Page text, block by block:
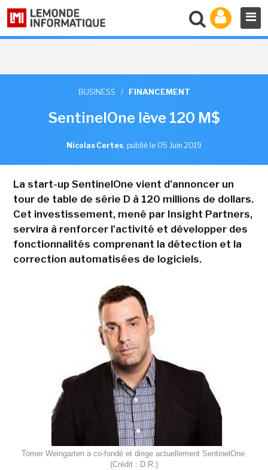
BUSINESS / FINANCEMENT
SentinelOne lève 120 M$
Nicolas Certes, publié le 05 Juin 2019
La start-up SentinelOne vient d'annoncer un
tour de table de série D à 120 millions de dollars.
Cet investissement, mené par Insight Partners,
servira à renforcer l'activité et développer des
fonctionnalités comprenant la détection et la
correction automatisées de logiciels.
Tomer Weingarten a co-fondé et dirige actuellement SentinelOne.
(Crédit : D.R.)